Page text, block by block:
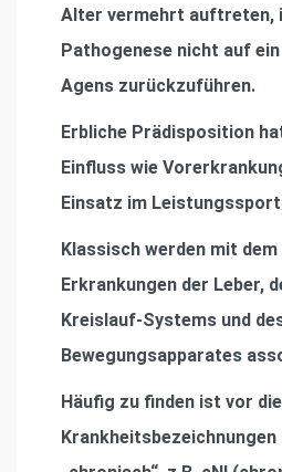
Alter vermehrt auftreten,
Pathogenese nicht auf
Agens zurückzuführen.
Erbliche Prädisposition
Einfluss wie
Einsatz im
Klassisch werden mit dem
Erkrankungen der Leber,
Kreislauf-Systems und
Bewegungsapparates
Häufig zu finden ist vor